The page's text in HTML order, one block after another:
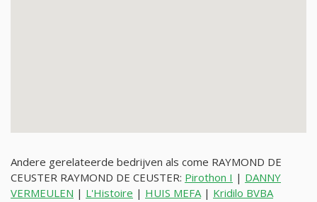
Andere gerelateerde bedrijven als come RAYMOND DE
CEUSTER RAYMOND DE CEUSTER: Pirothon I | DANNY
VERMEULEN | L'Histoire | HUIS MEFA| Kridilo BVBA